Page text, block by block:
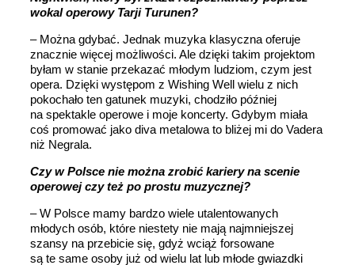
wokal operowy Tarji Turunen?
– Można gdybać. Jednak muzyka klasyczna oferuje
znacznie więcej możliwości. Ale dzięki takim projektom
byłam w stanie przekazać młodym ludziom, czym jest
opera. Dzięki występom z Wishing Well wielu z nich
pokochało ten gatunek muzyki, chodziło później
na spektakle operowe i moje koncerty. Gdybym miała
coś promować jako diva metalowa to bliżej mi do Vadera
niż Negrala.
Czy w Polsce nie można zrobić kariery na scenie
operowej czy też po prostu muzycznej?
– W Polsce mamy bardzo wiele utalentowanych
młodych osób, które niestety nie mają najmniejszej
szansy na przebicie się, gdyż wciąż forsowane
są te same osoby już od wielu lat lub młode gwiazdki